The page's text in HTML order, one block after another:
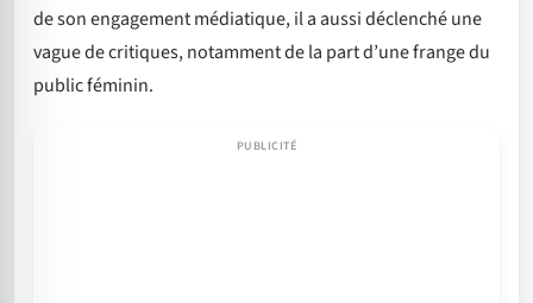
de son engagement médiatique, il a aussi déclenché une
vague de critiques, notamment de la part d’une frange du
public féminin.